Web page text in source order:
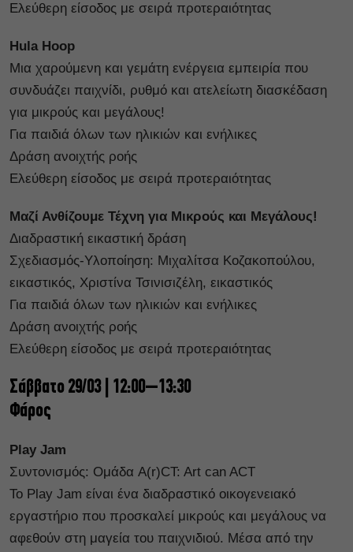
Ελεύθερη είσοδος με σειρά προτεραιότητας
Hula Hoop
Μια χαρούμενη και γεμάτη ενέργεια εμπειρία που
συνδυάζει παιχνίδι, ρυθμό και ατελείωτη διασκέδαση
για μικρούς και μεγάλους!
Για παιδιά όλων των ηλικιών και ενήλικες
Δράση ανοιχτής ροής
Ελεύθερη είσοδος με σειρά προτεραιότητας
Μαζί Ανθίζουμε Τέχνη για Μικρούς και Μεγάλους!
Διαδραστική εικαστική δράση
Σχεδιασμός-Υλοποίηση: Μιχαλίτσα Κοζακοπούλου,
εικαστικός, Χριστίνα Τσινισιζέλη, εικαστικός
Για παιδιά όλων των ηλικιών και ενήλικες
Δράση ανοιχτής ροής
Ελεύθερη είσοδος με σειρά προτεραιότητας
Σάββατο 29/03 | 12:00–13:30
Φάρος
Play Jam
Συντονισμός: Ομάδα A(r)CT: Art can ACT
Το Play Jam είναι ένα διαδραστικό οικογενειακό
εργαστήριο που προσκαλεί μικρούς και μεγάλους να
αφεθούν στη μαγεία του παιχνιδιού. Μέσα από την